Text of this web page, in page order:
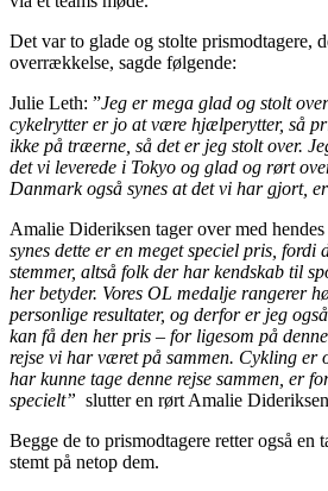
Det var to glade og stolte prismodtagere,
overrækkelse, sagde følgende:
Julie Leth: ”Jeg er mega glad og stolt
cykelrytter er jo at være hjælperytter, så
ikke på træerne, så det er jeg stolt over.
det vi leverede i Tokyo og glad og rørt
Danmark også synes at det vi har gjort,
Amalie Dideriksen tager over med
synes dette er en meget speciel pris, fordi
stemmer, altså folk der har kendskab til
her betyder. Vores OL medalje rangerer
personlige resultater, og derfor er jeg
kan få den her pris – for ligesom på
rejse vi har været på sammen. Cykling er
har kunne tage denne rejse sammen, er
specielt” slutter en rørt Amalie
Begge de to prismodtagere retter også en
stemt på netop dem.